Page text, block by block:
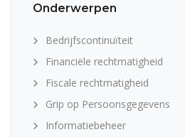
Onderwerpen
Bedrijfscontinuïteit
Financiële rechtmatigheid
Fiscale rechtmatigheid
Grip op Persoonsgegevens
Informatiebeheer